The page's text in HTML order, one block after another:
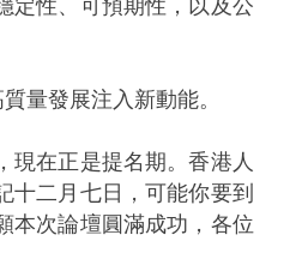
發展注入新動能。
在正是提名期。香港人
十二月七日，可能你要到
本次論壇圓滿成功，各位